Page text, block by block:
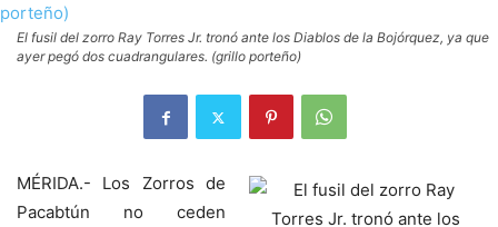
El fusil del zorro Ray Torres Jr. tronó ante los Diablos de la Bojórquez, ya que
ayer pegó dos cuadrangulares. (grillo porteño)
MÉRIDA.- Los Zorros de
Pacabtún no ceden